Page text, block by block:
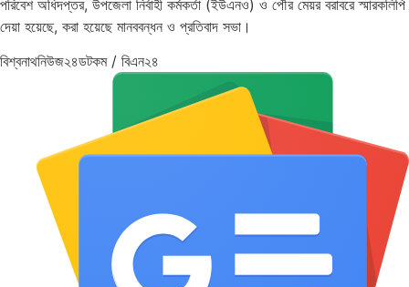
পরিবেশ অধিদপ্তর, উপজেলা নির্বাহী কর্মকর্তা (ইউএনও) ও পৌর মেয়র বরাবরে স্মারকলিপি
দেয়া হয়েছে, করা হয়েছে মানববন্ধন ও প্রতিবাদ সভা।
বিশ্বনাথনিউজ২৪ডটকম / বিএন২৪